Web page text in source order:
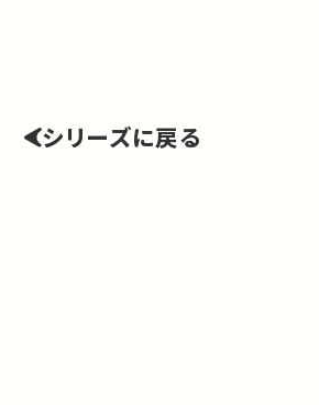
シリーズに戻る